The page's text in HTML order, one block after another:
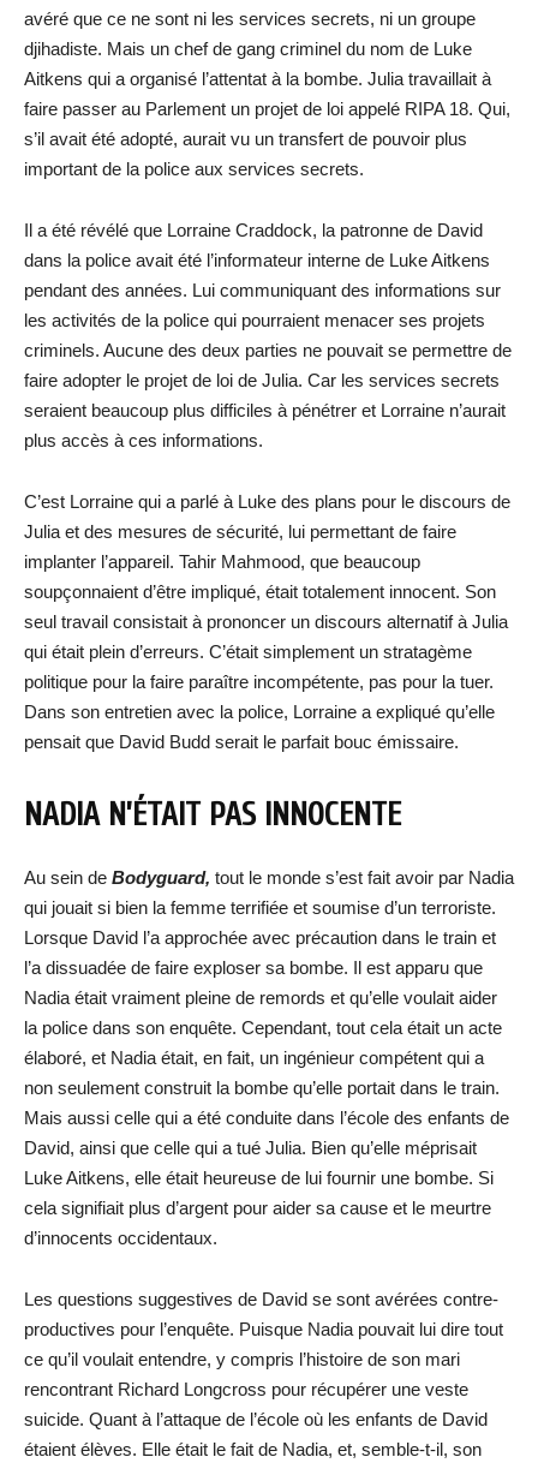
avéré que ce ne sont ni les services secrets, ni un groupe
djihadiste. Mais un chef de gang criminel du nom de Luke
Aitkens qui a organisé l’attentat à la bombe. Julia travaillait à
faire passer au Parlement un projet de loi appelé RIPA 18. Qui,
s’il avait été adopté, aurait vu un transfert de pouvoir plus
important de la police aux services secrets.
Il a été révélé que Lorraine Craddock, la patronne de David
dans la police avait été l’informateur interne de Luke Aitkens
pendant des années. Lui communiquant des informations sur
les activités de la police qui pourraient menacer ses projets
criminels. Aucune des deux parties ne pouvait se permettre de
faire adopter le projet de loi de Julia. Car les services secrets
seraient beaucoup plus difficiles à pénétrer et Lorraine n’aurait
plus accès à ces informations.
C’est Lorraine qui a parlé à Luke des plans pour le discours de
Julia et des mesures de sécurité, lui permettant de faire
implanter l’appareil. Tahir Mahmood, que beaucoup
soupçonnaient d’être impliqué, était totalement innocent. Son
seul travail consistait à prononcer un discours alternatif à Julia
qui était plein d’erreurs. C’était simplement un stratagème
politique pour la faire paraître incompétente, pas pour la tuer.
Dans son entretien avec la police, Lorraine a expliqué qu’elle
pensait que David Budd serait le parfait bouc émissaire.
NADIA N’ÉTAIT PAS INNOCENTE
Au sein de Bodyguard, tout le monde s’est fait avoir par Nadia
qui jouait si bien la femme terrifiée et soumise d’un terroriste.
Lorsque David l’a approchée avec précaution dans le train et
l’a dissuadée de faire exploser sa bombe. Il est apparu que
Nadia était vraiment pleine de remords et qu’elle voulait aider
la police dans son enquête. Cependant, tout cela était un acte
élaboré, et Nadia était, en fait, un ingénieur compétent qui a
non seulement construit la bombe qu’elle portait dans le train.
Mais aussi celle qui a été conduite dans l’école des enfants de
David, ainsi que celle qui a tué Julia. Bien qu’elle méprisait
Luke Aitkens, elle était heureuse de lui fournir une bombe. Si
cela signifiait plus d’argent pour aider sa cause et le meurtre
d’innocents occidentaux.
Les questions suggestives de David se sont avérées contre-
productives pour l’enquête. Puisque Nadia pouvait lui dire tout
ce qu’il voulait entendre, y compris l’histoire de son mari
rencontrant Richard Longcross pour récupérer une veste
suicide. Quant à l’attaque de l’école où les enfants de David
étaient élèves. Elle était le fait de Nadia, et, semble-t-il, son